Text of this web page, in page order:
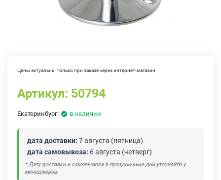
Цены актуальны только при заказе через интернет-магазин
Артикул: 50794
Екатеринбург: в наличии
дата доставки: 7 августа (пятница)
дата самовывоза: 6 августа (четверг)
* Дату доставки и самовывоза в праздничные дни уточняйте у
менеджеров.